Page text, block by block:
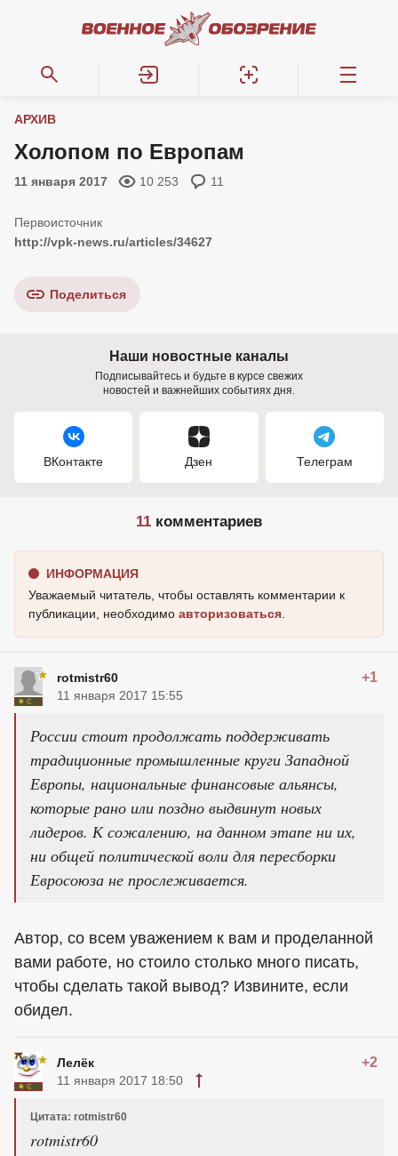
АРХИВ
Холопом по Европам
11 января 2017 10 253 11
http://vpk-news.ru/articles/34627
Поделиться
Наши новостные каналы
Подписывайтесь и будьте в курсе свежих
новостей и важнейших событиях дня.
ВКонтакте Дзен Телеграм
11 комментариев
ИНФОРМАЦИЯ
Уважаемый читатель, чтобы оставлять комментарии к
публикации, необходимо авторизоваться
rotmistr60 +1
11 января 2017 15:55
России стоит продолжать поддерживать
традиционные промышленные круги Западной
Европы, национальные финансовые альянсы,
которые рано или поздно выдвинут новых
лидеров. К сожалению, на данном этапе ни их,
ни общей политической воли для пересборки
Евросоюза не прослеживается.
Автор, со всем уважением к вам и проделанной
вами работе, но стоило столько много писать,
чтобы сделать такой вывод? Извините, если
обидел.
Лелёк +2
11 января 2017 18:50
Цитата: rotmistr60
rotmistr60